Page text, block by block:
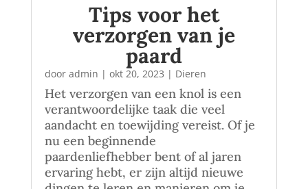
Tips voor het
verzorgen van je
paard
door admin | okt 20, 2023 | Dieren
Het verzorgen van een knol is een
verantwoordelijke taak die veel
aandacht en toewijding vereist. Of je
nu een beginnende
paardenliefhebber bent of al jaren
ervaring hebt, er zijn altijd nieuwe